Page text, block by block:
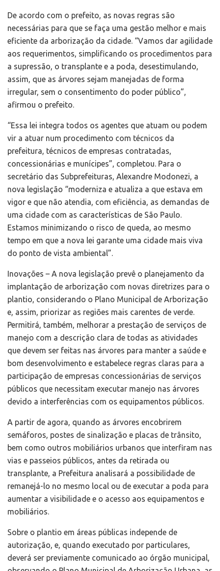
De acordo com o prefeito, as novas regras são
necessárias para que se faça uma gestão melhor e mais
eficiente da arborização da cidade. “Vamos dar agilidade
aos requerimentos, simplificando os procedimentos para
a supressão, o transplante e a poda, desestimulando,
assim, que as árvores sejam manejadas de forma
irregular, sem o consentimento do poder público”,
afirmou o prefeito.
“Essa lei integra todos os agentes que atuam ou podem
vir a atuar num procedimento com técnicos da
prefeitura, técnicos de empresas contratadas,
concessionárias e munícipes”, completou. Para o
secretário das Subprefeituras, Alexandre Modonezi, a
nova legislação “moderniza e atualiza a que estava em
vigor e que não atendia, com eficiência, as demandas de
uma cidade com as características de São Paulo.
Estamos minimizando o risco de queda, ao mesmo
tempo em que a nova lei garante uma cidade mais viva
do ponto de vista ambiental”.
Inovações – A nova legislação prevê o planejamento da
implantação de arborização com novas diretrizes para o
plantio, considerando o Plano Municipal de Arborização
e, assim, priorizar as regiões mais carentes de verde.
Permitirá, também, melhorar a prestação de serviços de
manejo com a descrição clara de todas as atividades
que devem ser feitas nas árvores para manter a saúde e
bom desenvolvimento e estabelece regras claras para a
participação de empresas concessionárias de serviços
públicos que necessitam executar manejo nas árvores
devido a interferências com os equipamentos públicos.
A partir de agora, quando as árvores encobrirem
semáforos, postes de sinalização e placas de trânsito,
bem como outros mobiliários urbanos que interfiram nas
vias e passeios públicos, antes da retirada ou
transplante, a Prefeitura analisará a possibilidade de
remanejá-lo no mesmo local ou de executar a poda para
aumentar a visibilidade e o acesso aos equipamentos e
mobiliários.
Sobre o plantio em áreas públicas independe de
autorização, e, quando executado por particulares,
deverá ser previamente comunicado ao órgão municipal,